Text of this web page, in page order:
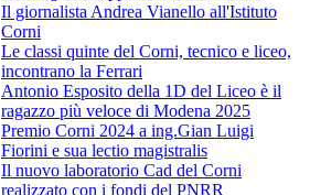
Il giornalista Andrea Vianello all'Istituto
Corni
Le classi quinte del Corni, tecnico e liceo,
incontrano la Ferrari
Antonio Esposito della 1D del Liceo è il
ragazzo più veloce di Modena 2025
Premio Corni 2024 a ing.Gian Luigi
Fiorini e sua lectio magistralis
Il nuovo laboratorio Cad del Corni
realizzato con i fondi del PNRR